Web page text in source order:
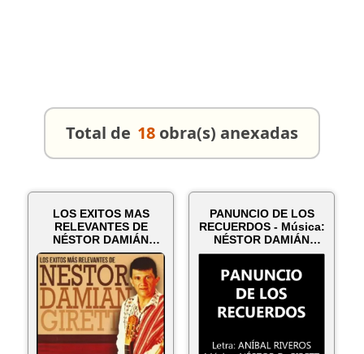
Total de 18 obra(s) anexadas
LOS EXITOS MAS
RELEVANTES DE
NÉSTOR DAMIÁN
GIRETT - Año 2014
PANUNCIO DE LOS
RECUERDOS - Música:
NÉSTOR DAMIÁN
GIRETT